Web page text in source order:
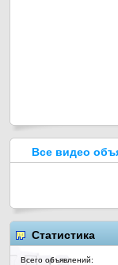
Все видео
Статистика
Всего объявлений: